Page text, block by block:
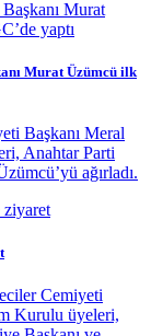
Murat Üzümcü ilk
Başkanı Meral
Anahtar Parti
ağırladı.
Cemiyeti
Kurulu üyeleri,